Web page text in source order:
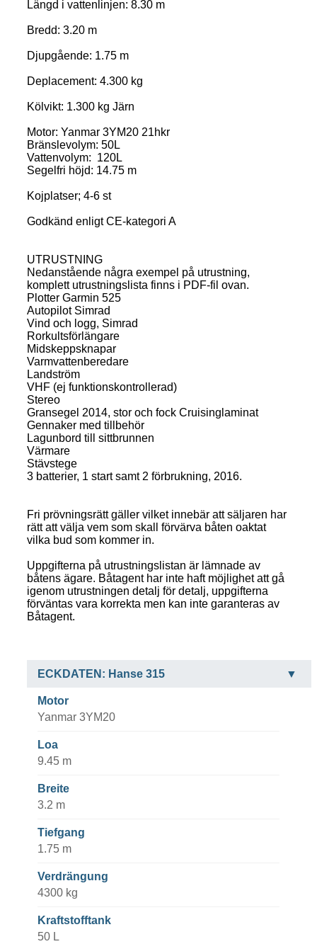
Längd i vattenlinjen: 8.30 m
Bredd: 3.20 m
Djupgående: 1.75 m
Deplacement: 4.300 kg
Kölvikt: 1.300 kg Järn
Motor: Yanmar 3YM20 21hkr
Bränslevolym: 50L
Vattenvolym: 120L
Segelfri höjd: 14.75 m
Kojplatser; 4-6 st
Godkänd enligt CE-kategori A
UTRUSTNING
Nedanstående några exempel på utrustning,
komplett utrustningslista finns i PDF-fil ovan.
Plotter Garmin 525
Autopilot Simrad
Vind och logg, Simrad
Rorkultsförlängare
Midskeppsknapar
Varmvattenberedare
Landström
VHF (ej funktionskontrollerad)
Stereo
Gransegel 2014, stor och fock Cruisinglaminat
Gennaker med tillbehör
Lagunbord till sittbrunnen
Värmare
Stävstege
3 batterier, 1 start samt 2 förbrukning, 2016.
Fri prövningsrätt gäller vilket innebär att säljaren har
rätt att välja vem som skall förvärva båten oaktat
vilka bud som kommer in.
Uppgifterna på utrustningslistan är lämnade av
båtens ägare. Båtagent har inte haft möjlighet att gå
igenom utrustningen detalj för detalj, uppgifterna
förväntas vara korrekta men kan inte garanteras av
Båtagent.
ECKDATEN: Hanse 315
Motor
Yanmar 3YM20
Loa
9.45 m
Breite
3.2 m
Tiefgang
1.75 m
Verdrängung
4300 kg
Kraftstofftank
50 L